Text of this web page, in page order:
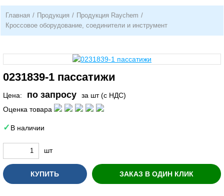
Главная / Продукция / Продукция Raychem /
Кроссовое оборудование, соединители и инструмент
0231839-1 пассатижи
Цена: по запросу
за шт (с НДС)
Оценка товара
В наличии
шт
КУПИТЬ ЗАКАЗ В ОДИН КЛИК